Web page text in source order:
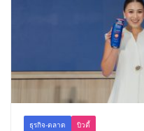
ธุรกิจ-ตลาด บิวตี้